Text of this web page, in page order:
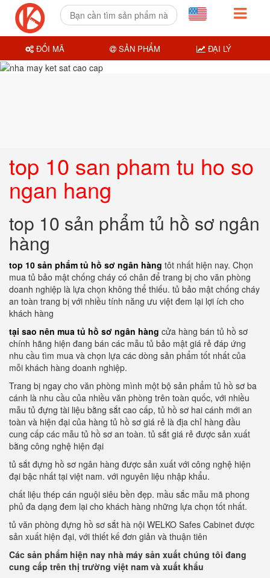
top 10 san pham tu ho so
ngan hang
top 10 sản phẩm tủ hồ sơ ngân
hàng
top 10 sản phẩm tủ hồ sơ ngân hàng tôt nhất hiện nay. Chọn
mua tủ bảo mật chống cháy có chân để trang bị cho văn phòng
doanh nghiệp là lựa chọn không thể thiếu. tủ bảo mật chống cháy
an toàn trang bị với nhiều tính năng ưu việt đem lại lợi ích cho
khách hàng
tại sao nên mua tủ hồ sơ ngân hàng cửa hàng bán tủ hồ sơ
chính hãng hiện đang bán các mẫu tủ bảo mật giá rẻ đáp ứng
nhu cầu tìm mua và chọn lựa các dòng sản phẩm tốt nhất của
mỗi khách hàng doanh nghiệp.
Trang bị ngay cho văn phòng mình một bộ sản phẩm tủ hồ sơ ba
cánh là nhu cầu của nhiều văn phòng trên toàn quốc, với nhiều
mẫu tủ đựng tài liệu bằng sắt cao cấp, tủ hồ sơ hai cánh mới an
toàn và hiện đại của hàng tủ hồ sơ giá rẻ là địa chỉ hàng đầu
cung cấp các mẫu tủ hồ sơ an toàn. tủ sắt giá rẻ được sản xuất
bằng công nghệ hiện đại
tủ sắt đựng hồ sơ ngân hàng được sản xuất với công nghệ hiện
đại bậc nhất tại việt nam. với nguyên liệu nhập khẩu.
chất liệu thép cán nguội siêu bền đẹp. mầu sắc mẫu mã phong
phủ đa dạng đem lại cho khách hàng những lựa chọn tốt nhất.
tủ văn phòng đựng hồ sơ sắt hà nội WELKO Safes Cabinet được
sản xuất hiện đại, với thiết kế đơn giản và thuận tiên
Các sản phẩm hiện nay nhà máy sản xuất chúng tôi đang
cung cấp trên thị trường việt nam và xuất khẩu
ĐỔI MÃ SẢN PHẨM ĐẠI LÝ